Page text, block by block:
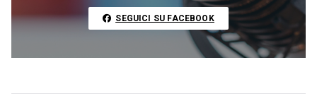
t
k
SEGUICI SU FACEBOOK